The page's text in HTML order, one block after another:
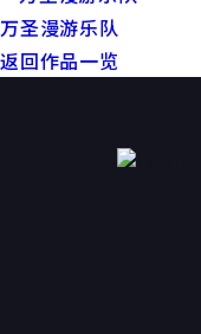
万圣漫游乐队
返回作品一览